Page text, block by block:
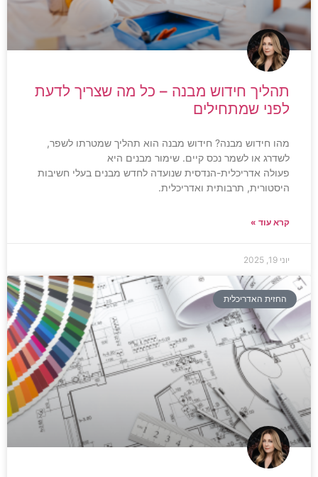
תהליך חידוש מבנה – כל מה שצריך לדעת
לפני שמתחילים
מהו חידוש מבנה? חידוש מבנה הוא תהליך שמטרתו לשפר,
לשדרג או לשמר נכס קיים. שימור מבנים היא
פעולה אדריכלית-הנדסית שנועדה לחדש מבנים בעלי חשיבות
היסטורית, תרבותית ואדריכלית.
קרא עוד »
יוני 19, 2025
החזית האדריכלית